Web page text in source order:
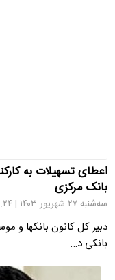
اعطای تسهیلات به
بانک مرکزی
سه‌شنبه ۲۷ شهریور ۱۴۰۳ | ۱۵:۲۴
دبیر کل کانون بانکها و
بانکی د…